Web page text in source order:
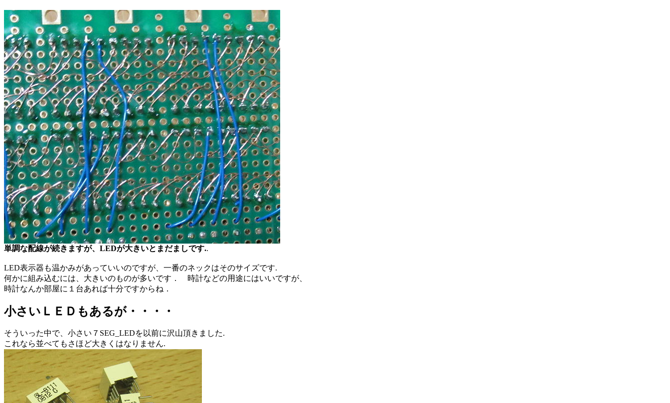
単調な配線が続きますが、LEDが大きいとまだましです..
LED表示器も温かみがあっていいのですが、一番のネックはそのサイズです.
何かに組み込むには、大きいのものが多いです． 時計などの用途にはいいですが、
時計なんか部屋に１台あれば十分ですからね．
小さいＬＥＤもあるが・・・・
そういった中で、小さい７SEG_LEDを以前に沢山頂きました.
これなら並べてもさほど大きくはなりません.